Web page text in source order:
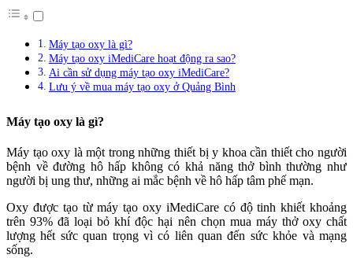
Máy tạo oxy là gì?
Máy tạo oxy iMediCare hoạt động ra sao?
Ai cần sử dụng máy tạo oxy iMediCare?
Lưu ý về mua máy tạo oxy ở Quảng Bình
Máy tạo oxy là gì?
Máy tạo oxy là một trong những thiết bị y khoa cần thiết cho người
bệnh về đường hô hấp không có khả năng thở bình thường như
người bị ung thư, những ai mắc bệnh về hô hấp tâm phế mạn.
Oxy được tạo từ máy tạo oxy iMediCare có độ tinh khiết khoảng
trên 93% đã loại bỏ khí độc hại nên chọn mua máy thở oxy chất
lượng hết sức quan trọng vì có liên quan đến sức khỏe và mạng
sống.